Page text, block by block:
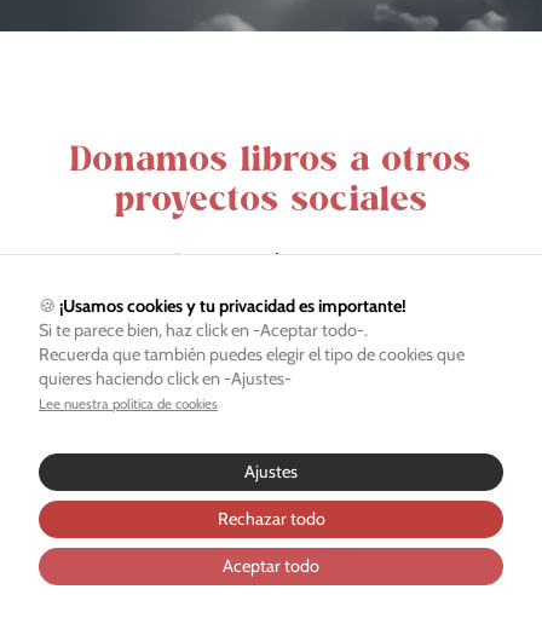
Donamos libros a otros
proyectos sociales
Colegio Camerún
Centro Alzheimer
Fundación Reina Sofía
que un libro puede vivir al menos 1.150
Tus ajustes pueden estar impidiendo que veas
este contenido. Probablemente tienes
desactivada la «Experiencia».
Revisar tus ajustes
🍪 ¡Usamos cookies y tu privacidad es importante!
Si te parece bien, haz click en -Aceptar todo-.
Recuerda que también puedes elegir el tipo de cookies que
quieres haciendo click en -Ajustes-
Lee nuestra política de cookies
Ajustes
Rechazar todo
Aceptar todo